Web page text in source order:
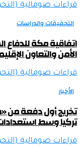
قراءات صومالية
التحقيقات والدراسات
اتفاقية مكة
الأمن والتعاون
قراءات صومالية
الأخبار
تخريج أول دفعة من
تركيا وسط
قراءات صومالية